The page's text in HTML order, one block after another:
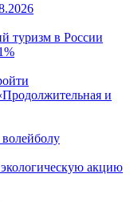
туризм в России
и
акцию